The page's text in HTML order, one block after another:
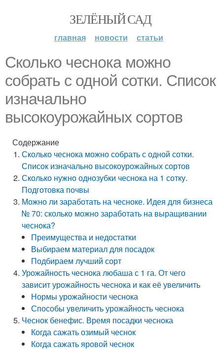
ЗЕЛЁНЫЙ САД
главная новости статьи
Сколько чеснока можно
собрать с одной сотки. Список
изначально
высокоурожайных сортов
Содержание
Сколько чеснока можно собрать с одной сотки.
Список изначально высокоурожайных сортов
Сколько нужно однозубки чеснока на 1 сотку.
Подготовка почвы
Можно ли заработать на чесноке. Идея для бизнеса
№ 70: сколько можно заработать на выращивании
чеснока?
Преимущества и недостатки
Выбираем материал для посадок
Подбираем лучший сорт
Урожайность чеснока любаша с 1 га. От чего
зависит урожайность чеснока и как её увеличить
Нормы урожайности чеснока
Способы увеличить урожайность чеснока
Чеснок бенефис. Время посадки чеснока
Когда сажать озимый чеснок
Когда сажать яровой чеснок